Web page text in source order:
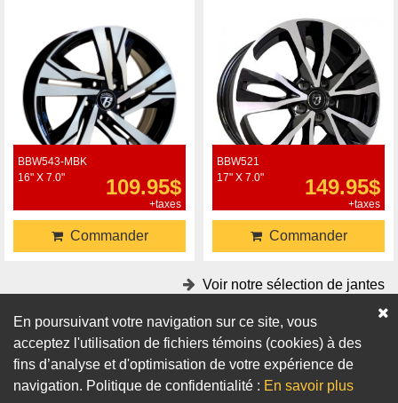
BBW543-MBK
16" X 7.0"
109.95$
+taxes
Commander
BBW521
17" X 7.0"
149.95$
+taxes
Commander
Voir notre sélection de jantes
Accessoires
Adaptateurs Bagues de centrage
En poursuivant votre navigation sur ce site, vous
acceptez l'utilisation de fichiers témoins (cookies) à des
fins d’analyse et d'optimisation de votre expérience de
navigation. Politique de confidentialité : En savoir plus